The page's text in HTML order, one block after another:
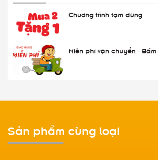
Chương trình tạm dừng
Miễn phí vận chuyển -
Sản phẩm cùng loại